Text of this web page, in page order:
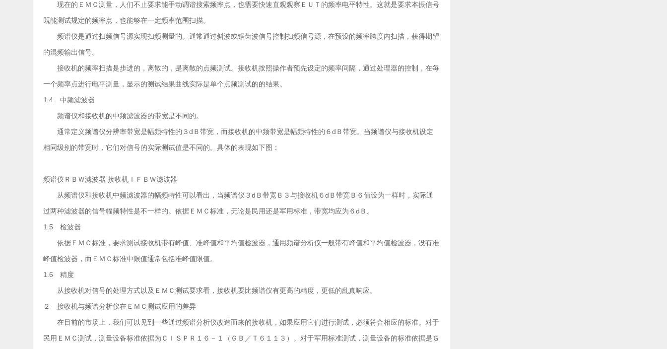
现在的ＥＭＣ测量，人们不止要求能手动调谐搜索频率点，也需要快速直观观察ＥＵＴ的频率电平特性。这就是要求本振信号
既能测试规定的频率点，也能够在一定频率范围扫描。
频谱仪是通过扫频信号源实现扫频测量的。通常通过斜波或锯齿波信号控制扫频信号源，在预设的频率跨度内扫描，获得期望
的混频输出信号。
接收机的频率扫描是步进的，离散的，是离散的点频测试。接收机按照操作者预先设定的频率间隔，通过处理器的控制，在每
一个频率点进行电平测量，显示的测试结果曲线实际是单个点频测试的的结果。
1.4 中频滤波器
频谱仪和接收机的中频滤波器的带宽是不同的。
通常定义频谱仪分辨率带宽是幅频特性的３dＢ带宽，而接收机的中频带宽是幅频特性的６dＢ带宽。当频谱仪与接收机设定
相同级别的带宽时，它们对信号的实际测试值是不同的。具体的表现如下图：
频谱仪ＲＢＷ滤波器 接收机ＩＦＢＷ滤波器
从频谱仪和接收机中频滤波器的幅频特性可以看出，当频谱仪３dＢ带宽Ｂ３与接收机６dＢ带宽Ｂ６值设为一样时，实际通
过两种滤波器的信号幅频特性是不一样的。依据ＥＭＣ标准，无论是民用还是军用标准，带宽均应为６dＢ。
1.5 检波器
依据ＥＭＣ标准，要求测试接收机带有峰值、准峰值和平均值检波器，通用频谱分析仪一般带有峰值和平均值检波器，没有准
峰值检波器，而ＥＭＣ标准中限值通常包括准峰值限值。
1.6 精度
从接收机对信号的处理方式以及ＥＭＣ测试要求看，接收机要比频谱仪有更高的精度，更低的乱真响应。
２ 接收机与频谱分析仪在ＥＭＣ测试应用的差异
在目前的市场上，我们可以见到一些通过频谱分析仪改造而来的接收机，如果应用它们进行测试，必须符合相应的标准。对于
民用ＥＭＣ测试，测量设备标准依据为ＣＩＳＰＲ１６－１（ＧＢ／Ｔ６１１３）。对于军用标准测试，测量设备的标准依据是Ｇ